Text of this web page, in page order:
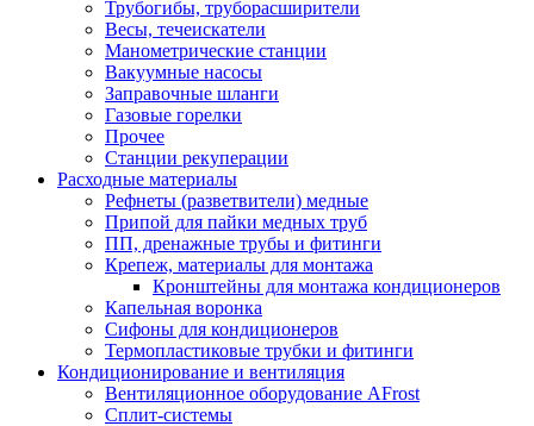
Трубогибы, труборасширители
Весы, течеискатели
Манометрические станции
Вакуумные насосы
Заправочные шланги
Газовые горелки
Прочее
Станции рекуперации
Расходные материалы
Рефнеты (разветвители) медные
Припой для пайки медных труб
ПП, дренажные трубы и фитинги
Крепеж, материалы для монтажа
Кронштейны для монтажа кондиционеров
Капельная воронка
Сифоны для кондиционеров
Термопластиковые трубки и фитинги
Кондиционирование и вентиляция
Вентиляционное оборудование AFrost
Сплит-системы